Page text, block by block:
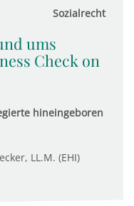
Sozialrecht
ums
Check on
hineingeboren
LL.M. (EHI)